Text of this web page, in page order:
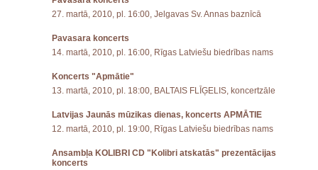
27. martā, 2010, pl. 16:00, Jelgavas Sv. Annas baznīcā
Pavasara koncerts
14. martā, 2010, pl. 16:00, Rīgas Latviešu biedrības nams
Koncerts "Apmātie"
13. martā, 2010, pl. 18:00, BALTAIS FLĪĢELIS, koncertzāle
Latvijas Jaunās mūzikas dienas, koncerts APMĀTIE
12. martā, 2010, pl. 19:00, Rīgas Latviešu biedrības nams
Ansambļa KOLIBRI CD "Kolibri atskatās" prezentācijas
koncerts